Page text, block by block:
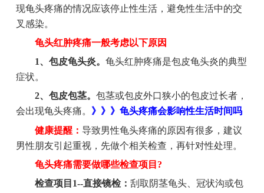
现龟头疼痛的情况应该停止性生活，避免性生活中的交
叉感染。
龟头红肿疼痛一般考虑以下原因
1、包皮龟头炎。 龟头红肿疼痛是包皮龟头炎的典型
症状。
2、包皮包茎。 包茎或包皮外口狭小的包皮过长者，
会出现龟头疼痛。 》》》龟头疼痛会影响性生活时间吗
健康提醒： 导致男性龟头疼痛的原因有很多，建议
男性朋友引起重视，先做个相关检查，再针对性处理。
龟头疼痛需要做哪些检查项目?
检查项目1--直接镜检： 刮取阴茎龟头、冠状沟或包